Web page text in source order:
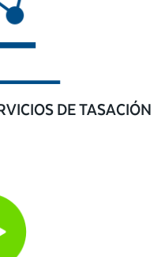
DE TASACIÓN